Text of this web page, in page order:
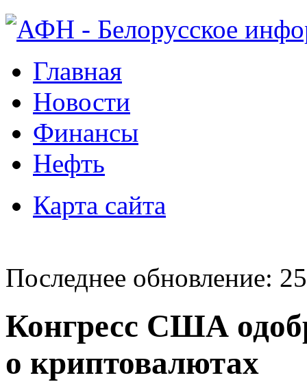
Главная
Новости
Финансы
Нефть
Карта сайта
Последнее обновление:
Конгресс США
о криптовалютах